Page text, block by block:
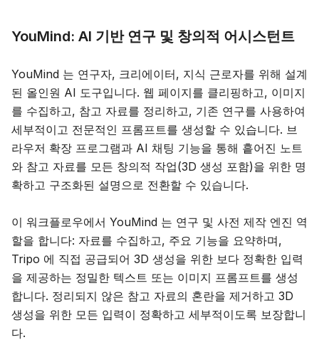
YouMind: AI 기반 연구 및 창의적 어시스턴트
YouMind 는 연구자, 크리에이터, 지식 근로자를 위해 설계
된 올인원 AI 도구입니다. 웹 페이지를 클리핑하고, 이미지
를 수집하고, 참고 자료를 정리하고, 기존 연구를 사용하여
세부적이고 전문적인 프롬프트를 생성할 수 있습니다. 브
라우저 확장 프로그램과 AI 채팅 기능을 통해 흩어진 노트
와 참고 자료를 모든 창의적 작업(3D 생성 포함)을 위한 명
확하고 구조화된 설명으로 전환할 수 있습니다.
이 워크플로우에서 YouMind 는 연구 및 사전 제작 엔진 역
할을 합니다: 자료를 수집하고, 주요 기능을 요약하며,
Tripo 에 직접 공급되어 3D 생성을 위한 보다 정확한 입력
을 제공하는 정밀한 텍스트 또는 이미지 프롬프트를 생성
합니다. 정리되지 않은 참고 자료의 혼란을 제거하고 3D
생성을 위한 모든 입력이 정확하고 세부적이도록 보장합니
다.